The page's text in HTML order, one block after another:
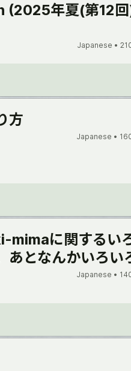
(2025年夏(第12
Japanese •
方
Japanese •
mimaに関するい
あとなんかいろい
Japanese •